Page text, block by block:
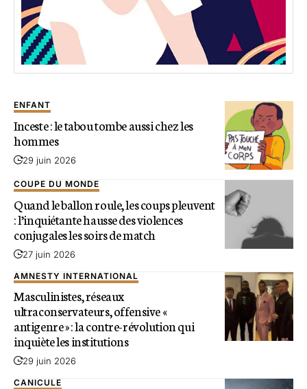
ENFANT
Inceste : le tabou tombe aussi chez les
hommes
29 juin 2026
COUPE DU MONDE
Quand le ballon roule, les coups pleuvent
: l’inquiétante hausse des violences
conjugales les soirs de match
27 juin 2026
AMNESTY INTERNATIONAL
Masculinistes, réseaux
ultraconservateurs, offensive «
antigenre » : la contre-révolution qui
inquiète les institutions
29 juin 2026
CANICULE